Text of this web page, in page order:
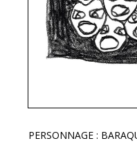
PERSONNAGE :